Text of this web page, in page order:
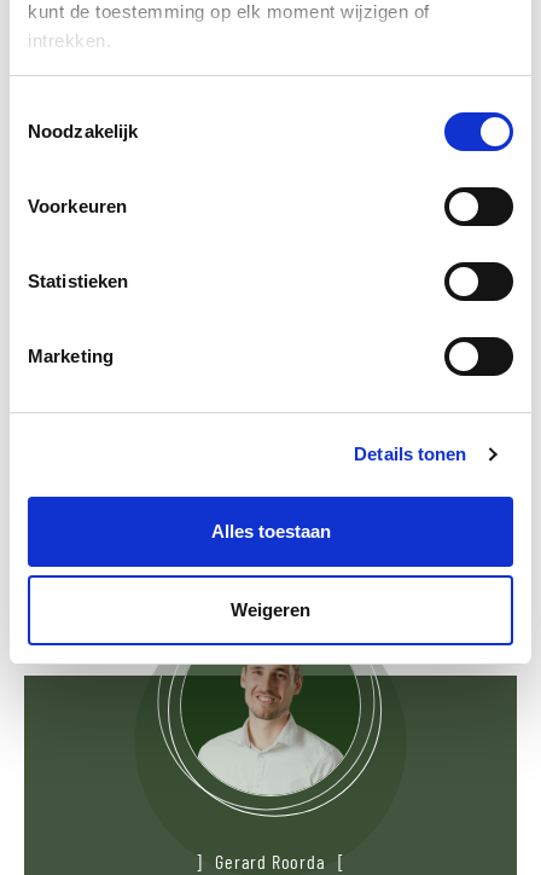
kunt de toestemming op elk moment wijzigen of
intrekken.
Noodzakelijk
Voorkeuren
Statistieken
Marketing
Details tonen
Alles toestaan
Weigeren
Constructieve plaat volgens NEN EN 13986:2004+A1:2015
Warmtegeleidingscoëfficiënt 0,11 W/(mK)
Brandklasse B-s1, d0 (EN 13501-1)
Dikte: 16mm
625x2500mm Vierzijdige tong en groefverbinding
Gerard Roorda